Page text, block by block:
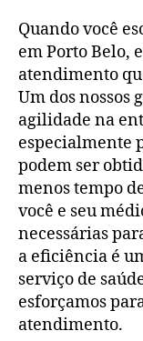
Quando você
em Porto Belo,
atendimento
Um dos nossos
agilidade na
especialmente
podem ser
menos tempo
você e seu
necessárias
a eficiência é
serviço de
esforçamos
atendimento.